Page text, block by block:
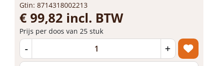
Gtin: 8714318002213
€ 99,82 incl. BTW
Prijs per doos van 25 stuk
- +